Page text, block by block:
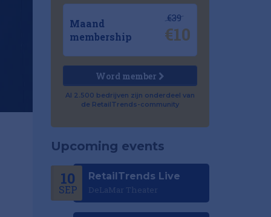
Maand
membership
€39
€10
Word member
Al 2.500 bedrijven zijn onderdeel van
de RetailTrends-community
Upcoming events
10
SEP
RetailTrends Live
DeLaMar Theater